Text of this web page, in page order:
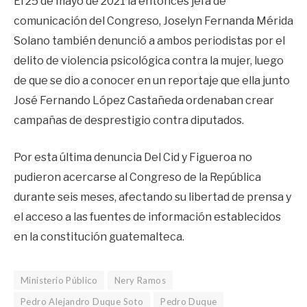
comunicación del Congreso, Joselyn Fernanda Mérida
Solano también denunció a ambos periodistas por el
delito de violencia psicológica contra la mujer, luego
de que se dio a conocer en un reportaje que ella junto
José Fernando López Castañeda ordenaban crear
campañas de desprestigio contra diputados.
Por esta última denuncia Del Cid y Figueroa no
pudieron acercarse al Congreso de la República
durante seis meses, afectando su libertad de prensa y
el acceso a las fuentes de información establecidos
en la constitución guatemalteca.
Ministerio Público
Nery Ramos
Pedro Alejandro Duque Soto
Pedro Duque